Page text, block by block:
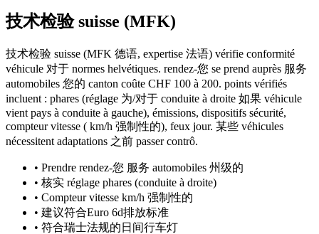
技术检验 suisse (MFK)
技术检验 suisse (MFK 德语, expertise 法语) vérifie conformité
véhicule 对于 normes helvétiques. rendez-您 se prend auprès 服务
automobiles 您的 canton coûte CHF 100 à 200. points vérifiés
incluent : phares (réglage 为/对于 conduite à droite 如果 véhicule
vient pays à conduite à gauche), émissions, dispositifs sécurité,
compteur vitesse ( km/h 强制性的), feux jour. 某些 véhicules
nécessitent adaptations 之前 passer contrô.
• Prendre rendez-您 服务 automobiles 州级的
• 核实 réglage phares (conduite à droite)
• Compteur vitesse km/h 强制性的
• 建议符合Euro 6d排放标准
• 符合瑞士法规的日间行车灯